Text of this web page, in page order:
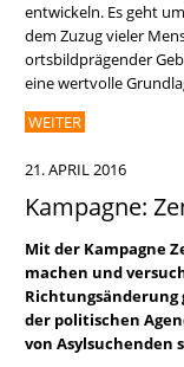
entwickeln. Es geht
dem Zuzug vieler
ortsbildprägender
eine wertvolle
WEITER
21. APRIL 2016
Kampagne:
Mit der Kampagne
machen und
Richtungsänderung
der politischen
von Asylsuchenden